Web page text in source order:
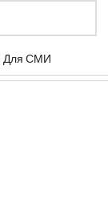
Для СМИ